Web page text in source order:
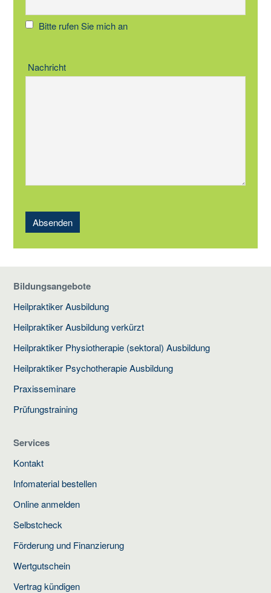
Bitte rufen Sie mich an
Nachricht
Absenden
Bildungsangebote
Heilpraktiker Ausbildung
Heilpraktiker Ausbildung verkürzt
Heilpraktiker Physiotherapie (sektoral) Ausbildung
Heilpraktiker Psychotherapie Ausbildung
Praxisseminare
Prüfungstraining
Services
Kontakt
Infomaterial bestellen
Online anmelden
Selbstcheck
Förderung und Finanzierung
Wertgutschein
Vertrag kündigen